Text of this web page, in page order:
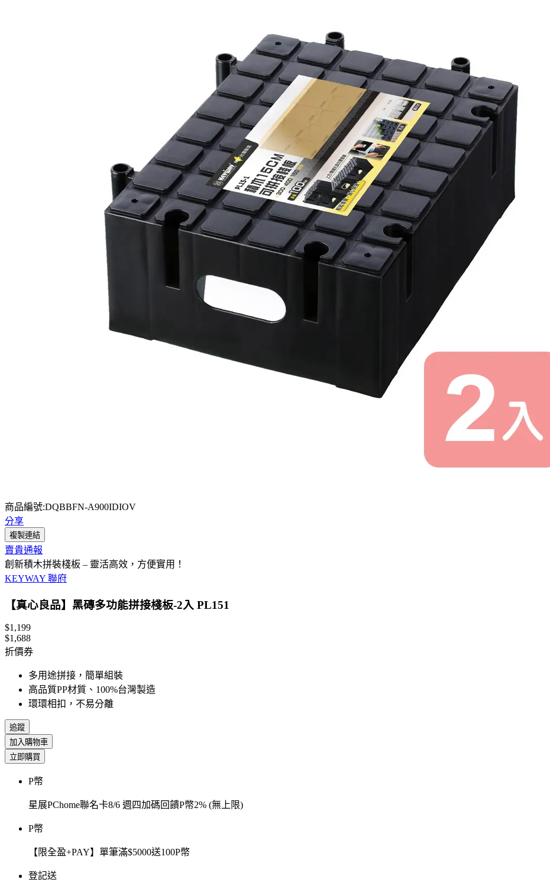
商品編號:DQBBFN-A900IDIOV
分享
複製連結
賣貴通報
創新積木拼裝棧板 – 靈活高效，方便實用！
KEYWAY 聯府
【真心良品】黑磚多功能拼接棧板-2入 PL151
$1,199
$1,688
折價券
多用途拼接，簡單組裝
高品質PP材質、100%台灣製造
環環相扣，不易分離
追蹤
加入購物車
立即購買
P幣
星展PChome聯名卡8/6 週四加碼回饋P幣2% (無上限)
P幣
【限全盈+PAY】單筆滿$5000送100P幣
登記送